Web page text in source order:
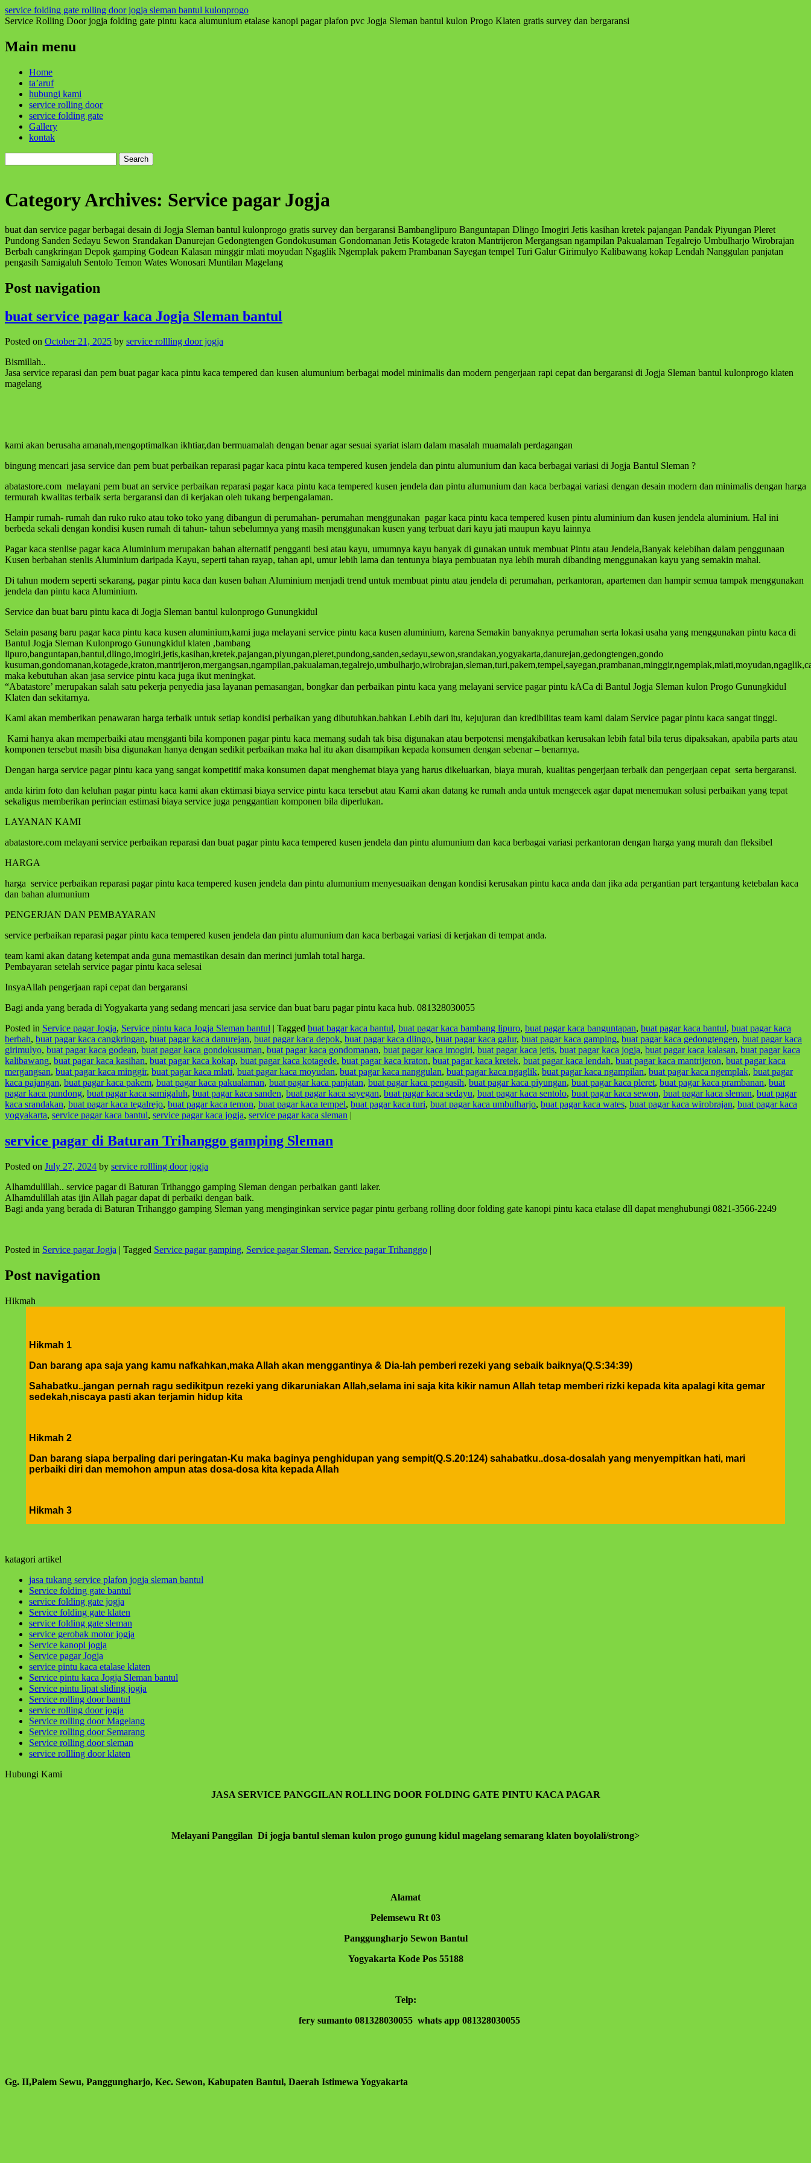
service folding gate rolling door jogja sleman bantul kulonprogo
Service Rolling Door jogja folding gate pintu kaca alumunium etalase kanopi pagar plafon pvc Jogja Sleman bantul kulon Progo Klaten gratis survey dan bergaransi
Main menu
Skip
content
Home
ta’aruf
hubungi kami
service rolling door
service folding gate
Gallery
kontak
for:
Category Archives: Service pagar Jogja
buat dan service pagar berbagai desain di Jogja Sleman bantul kulonprogo gratis survey dan bergaransi Bambanglipuro Banguntapan Dlingo Imogiri Jetis kasihan kretek pajangan Pandak Piyungan Pleret
Pundong Sanden Sedayu Sewon Srandakan Danurejan Gedongtengen Gondokusuman Gondomanan Jetis Kotagede kraton Mantrijeron Mergangsan ngampilan Pakualaman Tegalrejo Umbulharjo Wirobrajan
Berbah cangkringan Depok gamping Godean Kalasan minggir mlati moyudan Ngaglik Ngemplak pakem Prambanan Sayegan tempel Turi Galur Girimulyo Kalibawang kokap Lendah Nanggulan panjatan
pengasih Samigaluh Sentolo Temon Wates Wonosari Muntilan Magelang
Post navigation
buat service pagar kaca Jogja Sleman bantul
Posted on October 21, 2025 by service rollling door jogja
Bismillah..
Jasa service reparasi dan pem buat pagar kaca pintu kaca tempered dan kusen alumunium berbagai model minimalis dan modern pengerjaan rapi cepat dan bergaransi di Jogja Sleman bantul kulonprogo klaten
magelang
kami akan berusaha amanah,mengoptimalkan ikhtiar,dan bermuamalah dengan benar agar sesuai syariat islam dalam masalah muamalah perdagangan
bingung mencari jasa service dan pem buat perbaikan reparasi pagar kaca pintu kaca tempered kusen jendela dan pintu alumunium dan kaca berbagai variasi di Jogja Bantul Sleman ?
abatastore.com melayani pem buat an service perbaikan reparasi pagar kaca pintu kaca tempered kusen jendela dan pintu alumunium dan kaca berbagai variasi dengan desain modern dan minimalis dengan harga
termurah kwalitas terbaik serta bergaransi dan di kerjakan oleh tukang berpengalaman.
Hampir rumah- rumah dan ruko ruko atau toko toko yang dibangun di perumahan- perumahan menggunakan pagar kaca pintu kaca tempered kusen pintu aluminium dan kusen jendela aluminium. Hal ini
berbeda sekali dengan kondisi kusen rumah di tahun- tahun sebelumnya yang masih menggunakan kusen yang terbuat dari kayu jati maupun kayu lainnya
Pagar kaca stenlise pagar kaca Aluminium merupakan bahan alternatif pengganti besi atau kayu, umumnya kayu banyak di gunakan untuk membuat Pintu atau Jendela,Banyak kelebihan dalam penggunaan
Kusen berbahan stenlis Aluminium daripada Kayu, seperti tahan rayap, tahan api, umur lebih lama dan tentunya biaya pembuatan nya lebih murah dibanding menggunakan kayu yang semakin mahal.
Di tahun modern seperti sekarang, pagar pintu kaca dan kusen bahan Aluminium menjadi trend untuk membuat pintu atau jendela di perumahan, perkantoran, apartemen dan hampir semua tampak menggunakan
jendela dan pintu kaca Aluminium.
Service dan buat baru pintu kaca di Jogja Sleman bantul kulonprogo Gunungkidul
Selain pasang baru pagar kaca pintu kaca kusen aluminium,kami juga melayani service pintu kaca kusen aluminium, karena Semakin banyaknya perumahan serta lokasi usaha yang menggunakan pintu kaca di
Bantul Jogja Sleman Kulonprogo Gunungkidul klaten ,bambang
lipuro,banguntapan,bantul,dlingo,imogiri,jetis,kasihan,kretek,pajangan,piyungan,pleret,pundong,sanden,sedayu,sewon,srandakan,yogyakarta,danurejan,gedongtengen,gondo
maka kebutuhan akan jasa service pintu kaca juga ikut meningkat.
“Abatastore’ merupakan salah satu pekerja penyedia jasa layanan pemasangan, bongkar dan perbaikan pintu kaca yang melayani service pagar pintu kACa di Bantul Jogja Sleman kulon Progo Gunungkidul
Klaten dan sekitarnya.
Kami akan memberikan penawaran harga terbaik untuk setiap kondisi perbaikan yang dibutuhkan.bahkan Lebih dari itu, kejujuran dan kredibilitas team kami dalam Service pagar pintu kaca sangat tinggi.
Kami hanya akan memperbaiki atau mengganti bila komponen pagar pintu kaca memang sudah tak bisa digunakan atau berpotensi mengakibatkan kerusakan lebih fatal bila terus dipaksakan, apabila parts atau
komponen tersebut masih bisa digunakan hanya dengan sedikit perbaikan maka hal itu akan disampikan kepada konsumen dengan sebenar – benarnya.
Dengan harga service pagar pintu kaca yang sangat kompetitif maka konsumen dapat menghemat biaya yang harus dikeluarkan, biaya murah, kualitas pengerjaan terbaik dan pengerjaan cepat serta bergaransi.
anda kirim foto dan keluhan pagar pintu kaca kami akan ektimasi biaya service pintu kaca tersebut atau Kami akan datang ke rumah anda untuk mengecek agar dapat menemukan solusi perbaikan yang tepat
sekaligus memberikan perincian estimasi biaya service juga penggantian komponen bila diperlukan.
LAYANAN KAMI
abatastore.com melayani service perbaikan reparasi dan buat pagar pintu kaca tempered kusen jendela dan pintu alumunium dan kaca berbagai variasi perkantoran dengan harga yang murah dan fleksibel
HARGA
harga service perbaikan reparasi pagar pintu kaca tempered kusen jendela dan pintu alumunium menyesuaikan dengan kondisi kerusakan pintu kaca anda dan jika ada pergantian part tergantung ketebalan kaca
dan bahan alumunium
PENGERJAN DAN PEMBAYARAN
service perbaikan reparasi pagar pintu kaca tempered kusen jendela dan pintu alumunium dan kaca berbagai variasi di kerjakan di tempat anda.
team kami akan datang ketempat anda guna memastikan desain dan merinci jumlah total harga.
Pembayaran setelah service pagar pintu kaca selesai
InsyaAllah pengerjaan rapi cepat dan bergaransi
Bagi anda yang berada di Yogyakarta yang sedang mencari jasa service dan buat baru pagar pintu kaca hub. 081328030055
Posted in Service pagar Jogja, Service pintu kaca Jogja Sleman bantul | Tagged buat bagar kaca bantul, buat pagar kaca bambang lipuro, buat pagar kaca banguntapan, buat pagar kaca bantul, buat pagar kaca
berbah, buat pagar kaca cangkringan, buat pagar kaca danurejan, buat pagar kaca depok, buat pagar kaca dlingo, buat pagar kaca galur, buat pagar kaca gamping, buat pagar kaca gedongtengen, buat pagar kaca
girimulyo, buat pagar kaca godean, buat pagar kaca gondokusuman, buat pagar kaca gondomanan, buat pagar kaca imogiri, buat pagar kaca jetis, buat pagar kaca jogja, buat pagar kaca kalasan, buat pagar kaca
kalibawang, buat pagar kaca kasihan, buat pagar kaca kokap, buat pagar kaca kotagede, buat pagar kaca kraton, buat pagar kaca kretek, buat pagar kaca lendah, buat pagar kaca mantrijeron, buat pagar kaca
mergangsan, buat pagar kaca minggir, buat pagar kaca mlati, buat pagar kaca moyudan, buat pagar kaca nanggulan, buat pagar kaca ngaglik, buat pagar kaca ngampilan, buat pagar kaca ngemplak, buat pagar
kaca pajangan, buat pagar kaca pakem, buat pagar kaca pakualaman, buat pagar kaca panjatan, buat pagar kaca pengasih, buat pagar kaca piyungan, buat pagar kaca pleret, buat pagar kaca prambanan, buat
pagar kaca pundong, buat pagar kaca samigaluh, buat pagar kaca sanden, buat pagar kaca sayegan, buat pagar kaca sedayu, buat pagar kaca sentolo, buat pagar kaca sewon, buat pagar kaca sleman, buat pagar
kaca srandakan, buat pagar kaca tegalrejo, buat pagar kaca temon, buat pagar kaca tempel, buat pagar kaca turi, buat pagar kaca umbulharjo, buat pagar kaca wates, buat pagar kaca wirobrajan, buat pagar kaca
yogyakarta, service pagar kaca bantul, service pagar kaca jogja, service pagar kaca sleman |
service pagar di Baturan Trihanggo gamping Sleman
Posted on July 27, 2024 by service rollling door jogja
Alhamdulillah.. service pagar di Baturan Trihanggo gamping Sleman dengan perbaikan ganti laker.
Alhamdulillah atas ijin Allah pagar dapat di perbaiki dengan baik.
Bagi anda yang berada di Baturan Trihanggo gamping Sleman yang menginginkan service pagar pintu gerbang rolling door folding gate kanopi pintu kaca etalase dll dapat menghubungi 0821-3566-2249
Posted in Service pagar Jogja | Tagged Service pagar gamping, Service pagar Sleman, Service pagar Trihanggo |
Post navigation
Hikmah
Hikmah 1
Dan barang apa saja yang kamu nafkahkan,maka Allah akan menggantinya & Dia-lah pemberi rezeki yang sebaik baiknya(Q.S:34:39)
Sahabatku..jangan pernah ragu sedikitpun rezeki yang dikaruniakan Allah,selama ini saja kita kikir namun Allah tetap memberi rizki kepada kita apalagi kita gemar
sedekah,niscaya pasti akan terjamin hidup kita
Hikmah 2
Dan barang siapa berpaling dari peringatan-Ku maka baginya penghidupan yang sempit(Q.S.20:124) sahabatku..dosa-dosalah yang menyempitkan hati, mari
perbaiki diri dan memohon ampun atas dosa-dosa kita kepada Allah
Hikmah 3
hikmah 4
Apabila telah ditunaikan sholat,maka bertebaranlah kamu dimuka bumi dan carilah karunia Allah dan ingatlah allah banyak-banyak agar kamu beruntung (Q.S.62:10)
Sahabatku..karunia Allah tak hanya berbentuk uang,bisa ilmu,hikmah,kesehatan,silaturahmi,kekuatan iman dan lain-lain. Insyaallah semua jadi ibadah
katagori artikel
jasa tukang service plafon jogja sleman bantul
Service folding gate bantul
service folding gate jogja
Service folding gate klaten
service folding gate sleman
service gerobak motor jogja
Service kanopi jogja
Service pagar Jogja
service pintu kaca etalase klaten
Service pintu kaca Jogja Sleman bantul
Service pintu lipat sliding jogja
Service rolling door bantul
service rolling door jogja
Service rolling door Magelang
Service rolling door Semarang
Service rolling door sleman
service rollling door klaten
Hubungi Kami
JASA SERVICE PANGGILAN ROLLING DOOR FOLDING GATE PINTU KACA PAGAR
Melayani Panggilan Di jogja bantul sleman kulon progo gunung kidul magelang semarang klaten boyolali/strong>
Alamat
Pelemsewu Rt 03
Panggungharjo Sewon Bantul
Yogyakarta Kode Pos 55188
Telp:
fery sumanto 081328030055 whats app 081328030055
Gg. II,Palem Sewu, Panggungharjo, Kec. Sewon, Kabupaten Bantul, Daerah Istimewa Yogyakarta